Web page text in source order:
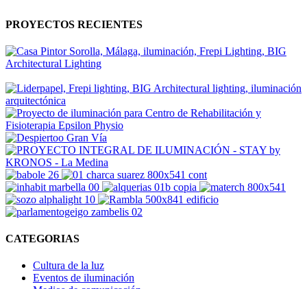
PROYECTOS RECIENTES
CATEGORIAS
Cultura de la luz
Eventos de iluminación